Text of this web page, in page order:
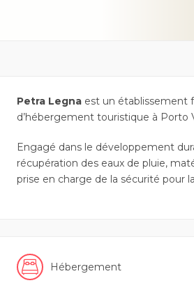
Petra Legna est un établissement
d’hébergement touristique à Porto
Engagé dans le développement
récupération des eaux de pluie,
prise en charge de la sécurité pour
Hébergement